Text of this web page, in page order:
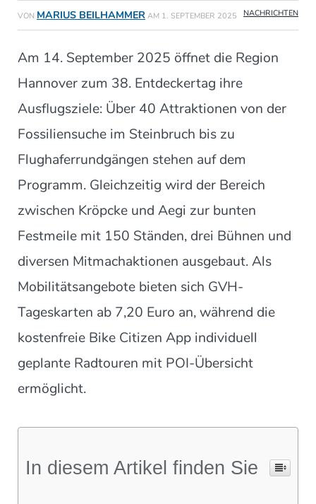
VON MARIUS BEILHAMMER AM 1. SEPTEMBER 2025 NACHRICHTEN
Am 14. September 2025 öffnet die Region
Hannover zum 38. Entdeckertag ihre
Ausflugsziele: Über 40 Attraktionen von der
Fossiliensuche im Steinbruch bis zu
Flughaferrundgängen stehen auf dem
Programm. Gleichzeitig wird der Bereich
zwischen Kröpcke und Aegi zur bunten
Festmeile mit 150 Ständen, drei Bühnen und
diversen Mitmachaktionen ausgebaut. Als
Mobilitätsangebote bieten sich GVH-
Tageskarten ab 7,20 Euro an, während die
kostenfreie Bike Citizen App individuell
geplante Radtouren mit POI-Übersicht
ermöglicht.
In diesem Artikel finden Sie